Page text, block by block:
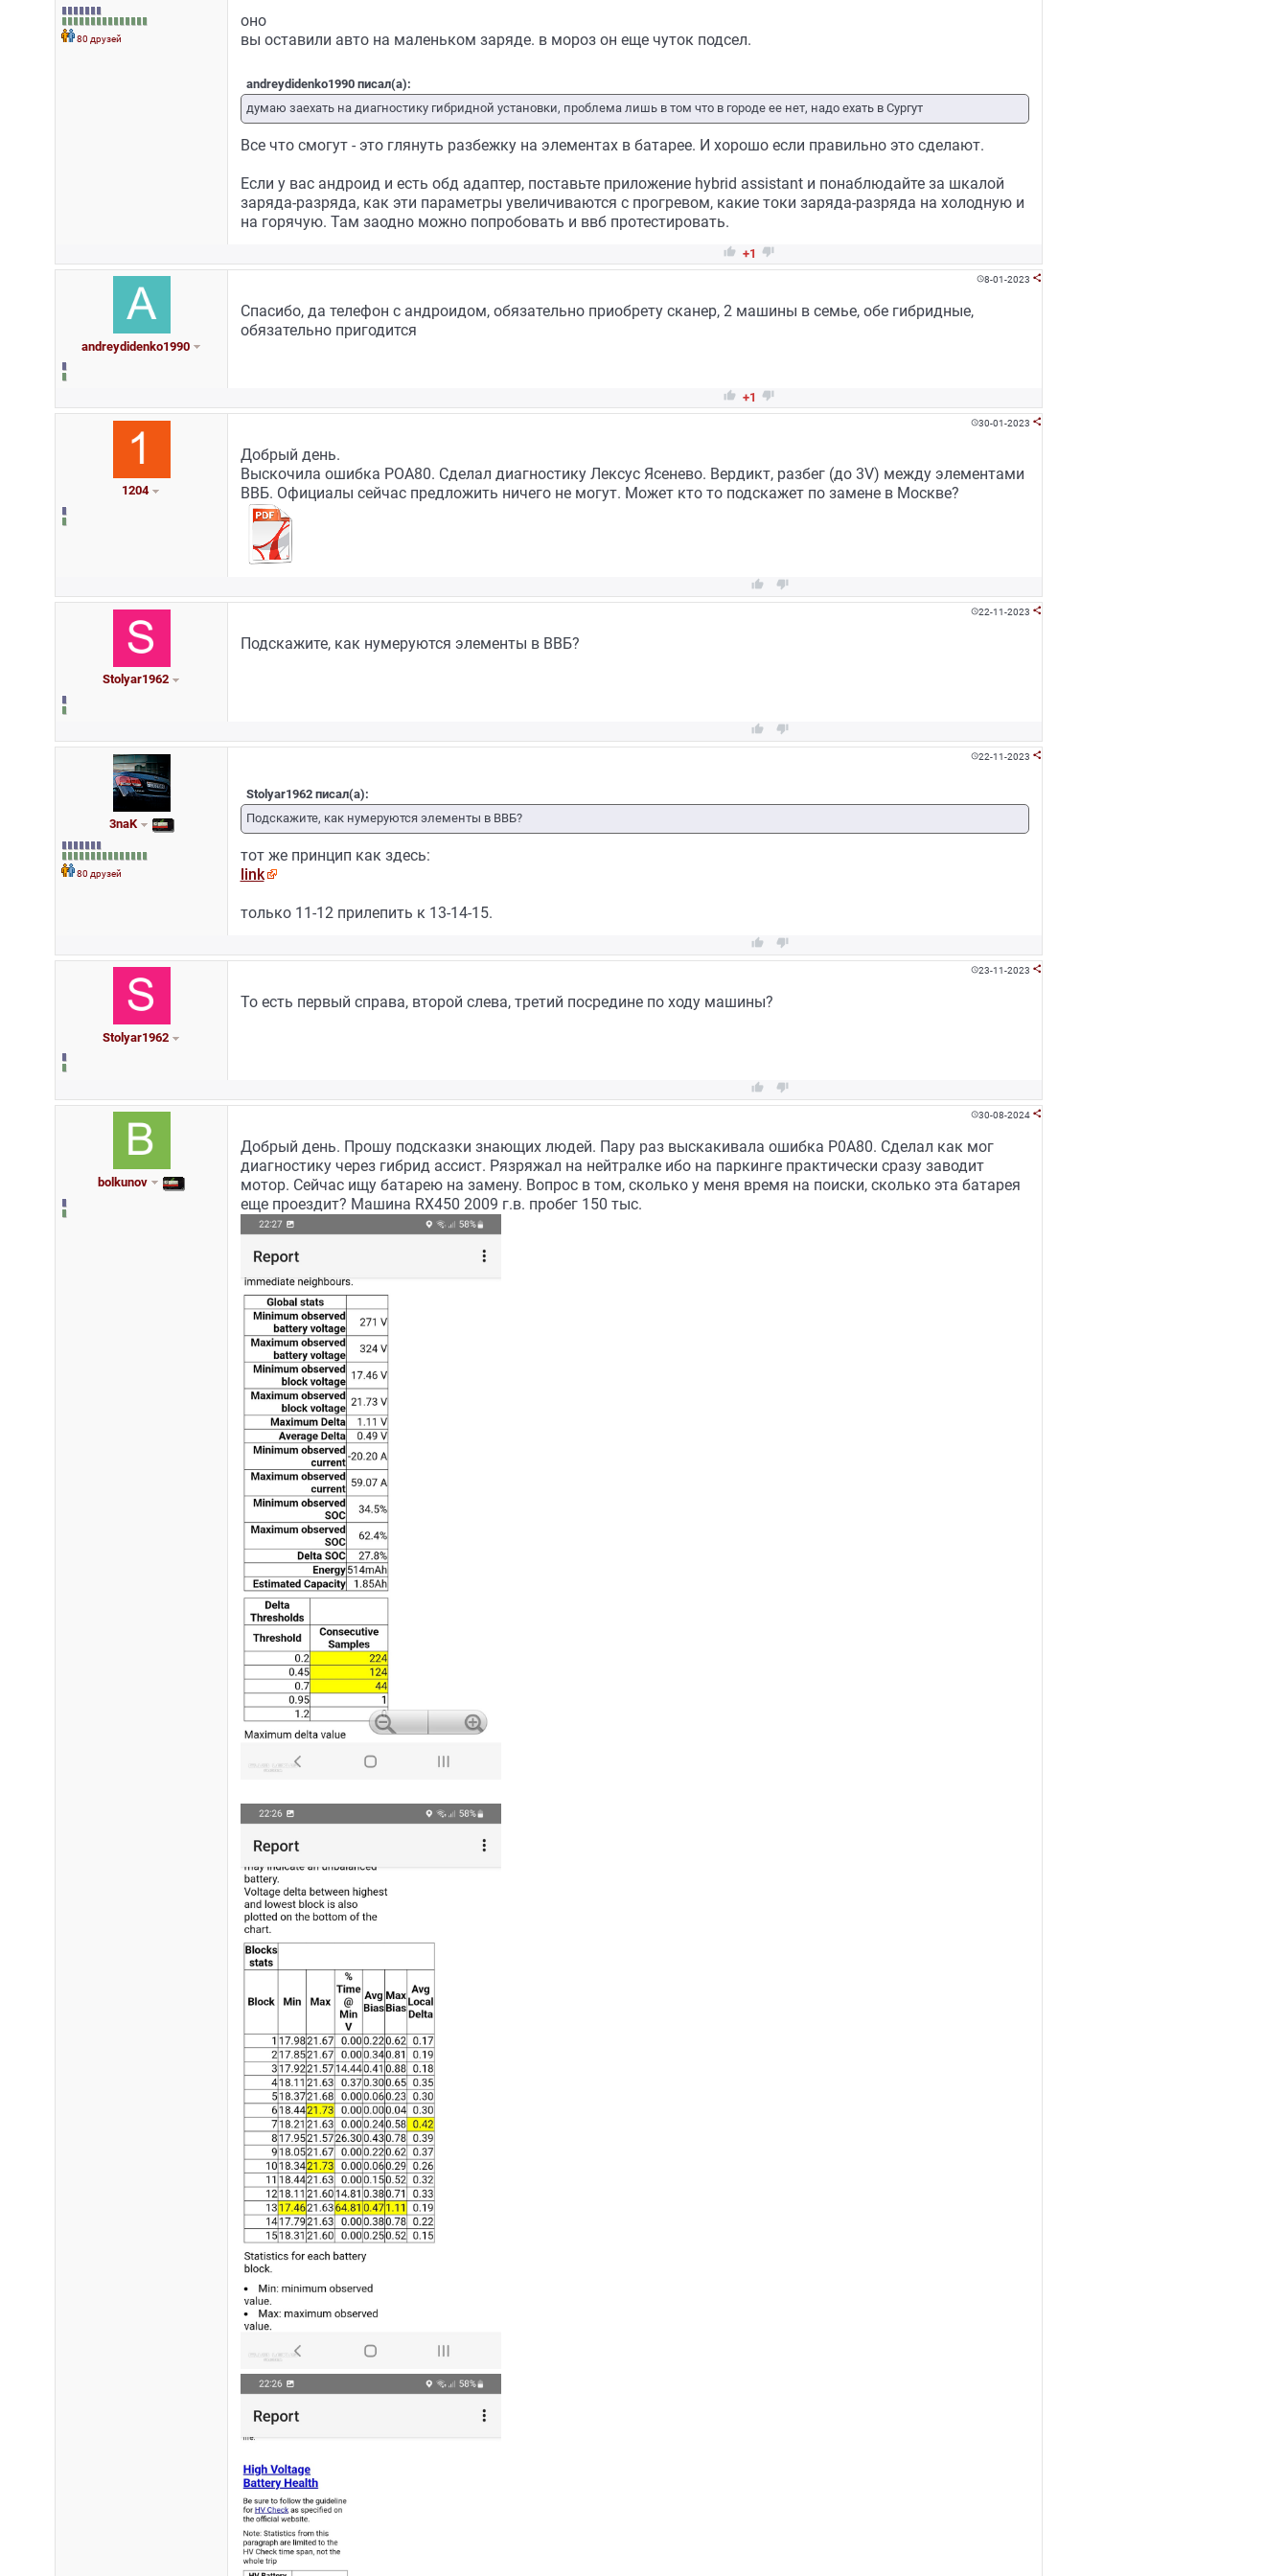
80 друзей
оно
вы оставили авто на маленьком заряде. в мороз он еще чуток подсел.
andreydidenko1990 писал(а):
думаю заехать на диагностику гибридной установки, проблема лишь в том что в городе ее нет, надо ехать в Сургут
Все что смогут - это глянуть разбежку на элементах в батарее. И хорошо если правильно это сделают.
Если у вас андроид и есть обд адаптер, поставьте приложение hybrid assistant и понаблюдайте за шкалой
заряда-разряда, как эти параметры увеличиваются с прогревом, какие токи заряда-разряда на холодную и
на горячую. Там заодно можно попробовать и ввб протестировать.
 +1 
andreydidenko1990
8-01-2023 
Спасибо, да телефон с андроидом, обязательно приобрету сканер, 2 машины в семье, обе гибридные,
обязательно пригодится
 +1 
1204
30-01-2023 
Добрый день.
Выскочила ошибка POA80. Сделал диагностику Лексус Ясенево. Вердикт, разбег (до 3V) между элементами
ВВБ. Официалы сейчас предложить ничего не могут. Может кто то подскажет по замене в Москве?
 
Stolyar1962
22-11-2023 
Подскажите, как нумеруются элементы в ВВБ?
 
3naK
80 друзей
22-11-2023 
Stolyar1962 писал(а):
Подскажите, как нумеруются элементы в ВВБ?
тот же принцип как здесь:
link
только 11-12 прилепить к 13-14-15.
 
Stolyar1962
23-11-2023 
То есть первый справа, второй слева, третий посредине по ходу машины?
 
bolkunov
30-08-2024 
Добрый день. Прошу подсказки знающих людей. Пару раз выскакивала ошибка Р0А80. Сделал как мог
диагностику через гибрид ассист. Рязряжал на нейтралке ибо на паркинге практически сразу заводит
мотор. Сейчас ищу батарею на замену. Вопрос в том, сколько у меня время на поиски, сколько эта батарея
еще проездит? Машина RX450 2009 г.в. пробег 150 тыс.